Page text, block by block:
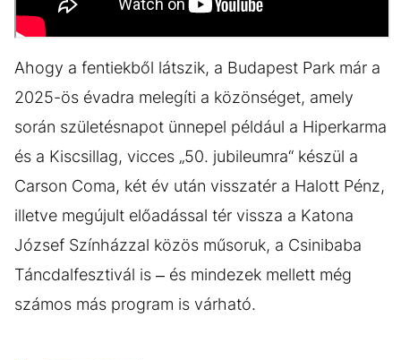
Ahogy a fentiekből látszik, a Budapest Park már a
2025-ös évadra melegíti a közönséget, amely
során születésnapot ünnepel például a Hiperkarma
és a Kiscsillag, vicces „50. jubileumra“ készül a
Carson Coma, két év után visszatér a Halott Pénz,
illetve megújult előadással tér vissza a Katona
József Színházzal közös műsoruk, a Csinibaba
Táncdalfesztivál is – és mindezek mellett még
számos más program is várható.